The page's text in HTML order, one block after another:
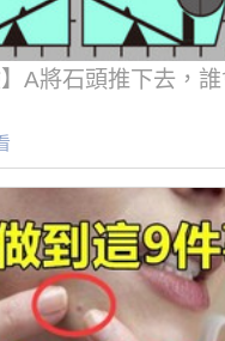
】A將石頭推下去，